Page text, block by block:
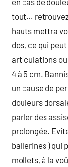
en cas de
tout… retrouvez
hauts mettra
dos, ce qui
articulations ou
4 à 5 cm.
un cause de
douleurs
parler des
prolongée.
ballerines ) qui
mollets, à la